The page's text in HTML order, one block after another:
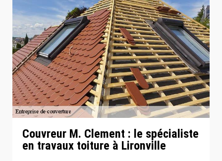
Couvreur M. Clement : le spécialiste
en travaux toiture à Lironville